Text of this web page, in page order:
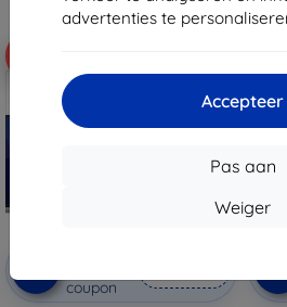
advertenties te
Accepteer
Pas aan
Weiger
coupon